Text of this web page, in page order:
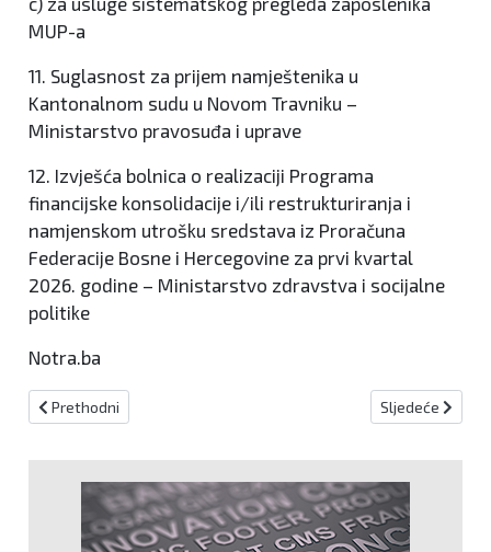
MUP-a
11. Suglasnost za prijem namještenika u
Kantonalnom sudu u Novom Travniku –
Ministarstvo pravosuđa i uprave
12. Izvješća bolnica o realizaciji Programa
financijske konsolidacije i/ili restrukturiranja i
namjenskom utrošku sredstava iz Proračuna
Federacije Bosne i Hercegovine za prvi kvartal
2026. godine – Ministarstvo zdravstva i socijalne
politike
Notra.ba
Prethodni članak: Bradara i veleposlanik Danske razgovarali o
Prethodni Sljedeći
Sljedeće